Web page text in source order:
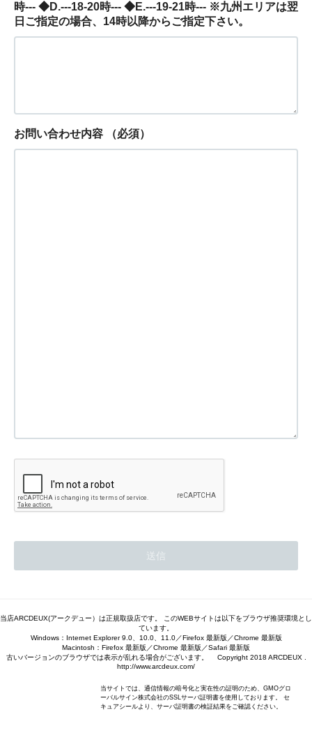
時--- ◆D.---18-20時--- ◆E.---19-21時--- ※九州エリアは翌
日ご指定の場合、14時以降からご指定下さい。
お問い合わせ内容 （必須）
当店ARCDEUX(アークデュー）は正規取扱店です。 このWEBサイトは以下をブラウザ推奨環境とし
ています。
Windows：Internet Explorer 9.0、10.0、11.0／Firefox 最新版／Chrome 最新版
Macintosh：Firefox 最新版／Chrome 最新版／Safari 最新版
古いバージョンのブラウザでは表示が乱れる場合がございます。 Copyright 2018 ARCDEUX .
http://www.arcdeux.com/
当サイトでは、通信情報の暗号化と実在性の証明のため、GMOグロ
ーバルサイン株式会社のSSLサーバ証明書を使用しております。 セ
キュアシールより、サーバ証明書の検証結果をご確認ください。